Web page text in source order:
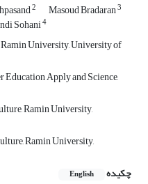
2 Masoud Bradaran3
Sohani4
University, University of
Apply and Science,
Ramin University,
Ramin University,
چکیده
English